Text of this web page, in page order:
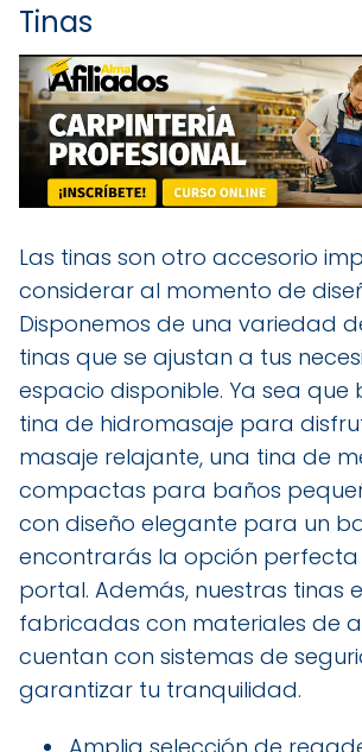
Tinas
Las tinas son otro accesorio
considerar al momento de
Disponemos de una variedad
tinas que se ajustan a tus
espacio disponible. Ya sea que
tina de hidromasaje para
masaje relajante, una tina de
compactas para baños
con diseño elegante para un
encontrarás la opción perfecta
portal. Además, nuestras tinas
fabricadas con materiales de
cuentan con sistemas de
garantizar tu tranquilidad.